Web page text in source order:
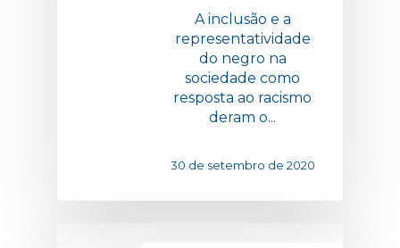
A inclusão e a
representatividade
do negro na
sociedade como
resposta ao racismo
deram o...
30 de setembro de 2020